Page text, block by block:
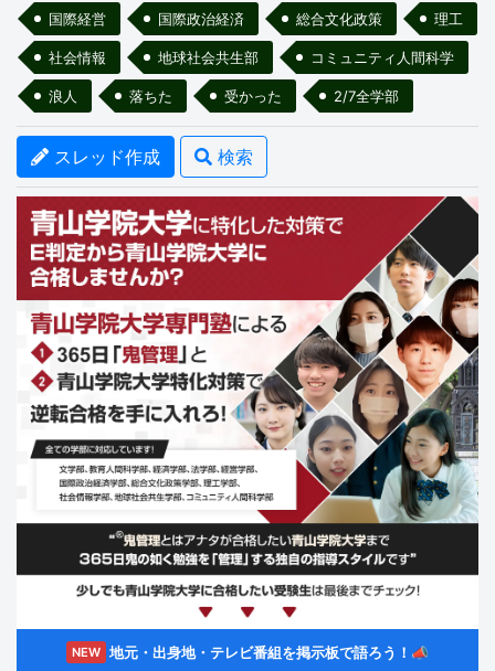
国際経営 国際政治経済 総合文化政策 理工
社会情報 地球社会共生部 コミュニティ人間科学
浪人 落ちた 受かった 2/7全学部
スレッド作成 検索
NEW 地元・出身地・テレビ番組を掲示板で語ろう！📣